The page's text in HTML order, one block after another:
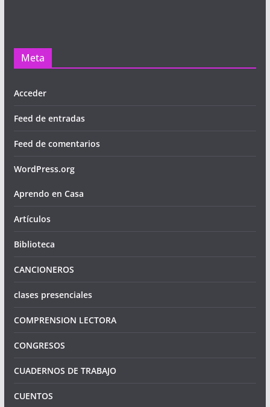
Meta
Acceder
Feed de entradas
Feed de comentarios
WordPress.org
Aprendo en Casa
Artículos
Biblioteca
CANCIONEROS
clases presenciales
COMPRENSION LECTORA
CONGRESOS
CUADERNOS DE TRABAJO
CUENTOS